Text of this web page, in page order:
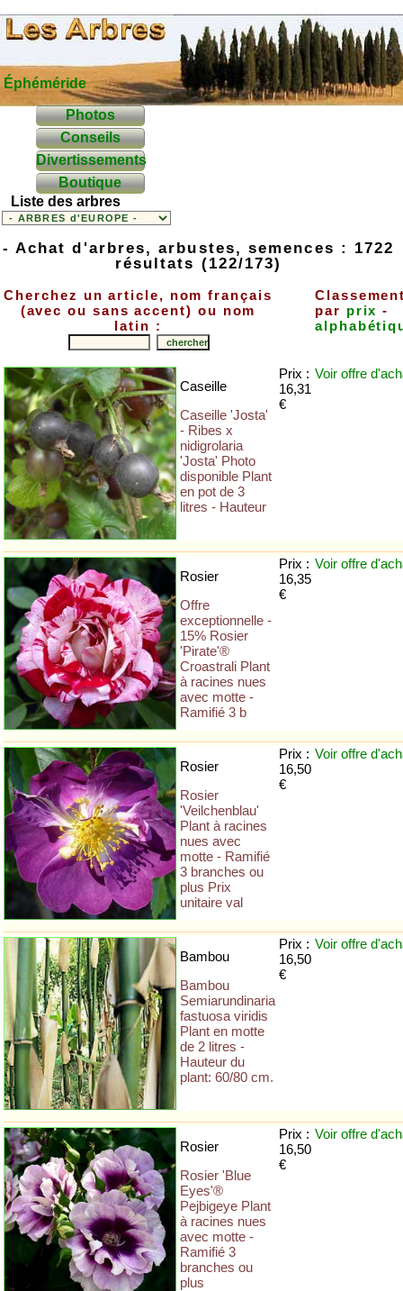
Éphéméride
Photos
Conseils
Divertissements
Boutique
Liste des arbres
- Achat d'arbres, arbustes, semences : 1722
résultats (122/173)
Cherchez un article, nom français
(avec ou sans accent) ou nom
latin :
par prix -
Caseille
Caseille 'Josta'
- Ribes x
nidigrolaria
'Josta' Photo
disponible Plant
en pot de 3
litres - Hauteur
Prix :
16,31
€
Voir offre
Rosier
Offre
exceptionnelle -
15% Rosier
'Pirate'®
Croastrali Plant
à racines nues
avec motte -
Ramifié 3 b
Prix :
16,35
€
Voir offre
Rosier
Rosier
'Veilchenblau'
Plant à racines
nues avec
motte - Ramifié
3 branches ou
plus Prix
unitaire val
Prix :
16,50
€
Voir offre
Bambou
Bambou
Semiarundinaria
fastuosa viridis
Plant en motte
de 2 litres -
Hauteur du
plant: 60/80 cm.
Prix :
16,50
€
Voir offre
Rosier
Rosier 'Blue
Eyes'®
Pejbigeye Plant
à racines nues
avec motte -
Ramifié 3
branches ou
plus
Prix :
16,50
€
Voir offre